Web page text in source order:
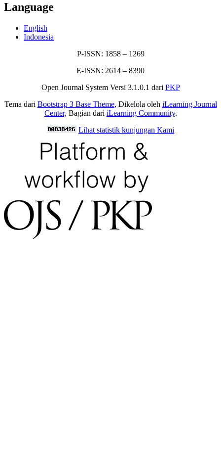
Language
English
Indonesia
P-ISSN: 1858 – 1269
E-ISSN: 2614 – 8390
Open Journal System Versi 3.1.0.1 dari PKP
Tema dari Bootstrap 3 Base Theme, Dikelola oleh iLearning Journal
Center, Bagian dari iLearning Community.
Lihat statistik kunjungan Kami